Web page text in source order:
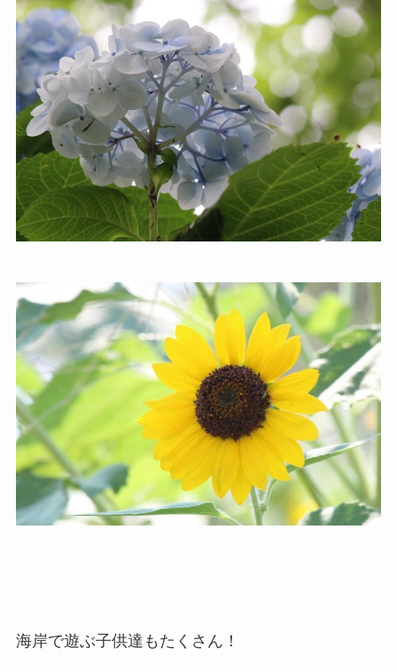
海岸で遊ぶ子供達もたくさん！